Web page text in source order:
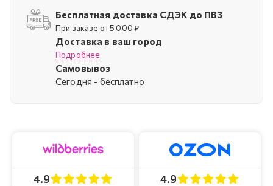
Бесплатная доставка СДЭК до ПВЗ
При заказе от 5 000 ₽
Доставка в ваш город
Подробнее
Самовывоз
Cегодня - бесплатно
4.9 4.9